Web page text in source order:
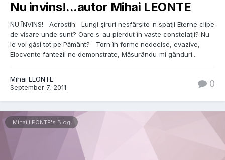
Nu invins!...autor Mihai LEONTE
NU ÎNVINS! Acrostih Lungi şiruri nesfârşite-n spaţii Eterne clipe
de visare unde sunt? Oare s-au pierdut în vaste constelaţii? Nu
le voi găsi tot pe Pământ? Torn în forme nedecise, evazive,
Elocvente fantezii ne demonstrate, Măsurându-mi gânduri...
Mihai LEONTE
September 7, 2011
0
Mihai LEONTE's Blog